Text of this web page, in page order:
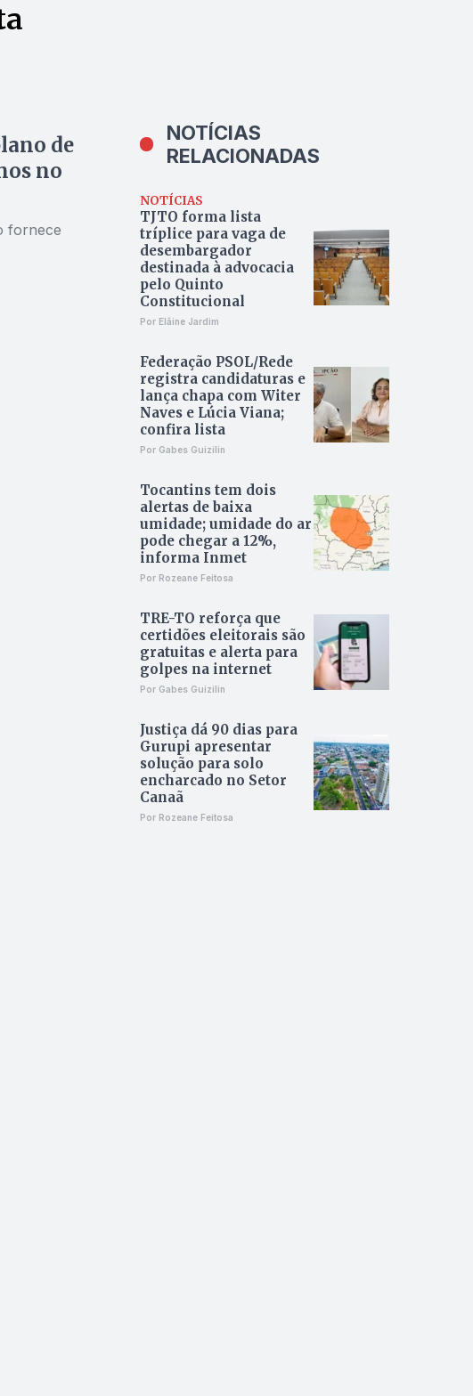
de
no
fornece
NOTÍCIAS
RELACIONADAS
NOTÍCIAS
TJTO forma lista
tríplice para vaga de
desembargador
destinada à advocacia
pelo Quinto
Constitucional
Por Elâine Jardim
Federação PSOL/Rede
registra candidaturas e
lança chapa com Witer
Naves e Lúcia Viana;
confira lista
Por Gabes Guizilin
Tocantins tem dois
alertas de baixa
umidade; umidade do ar
pode chegar a 12%,
informa Inmet
Por Rozeane Feitosa
TRE-TO reforça que
certidões eleitorais são
gratuitas e alerta para
golpes na internet
Por Gabes Guizilin
Justiça dá 90 dias para
Gurupi apresentar
solução para solo
encharcado no Setor
Canaã
Por Rozeane Feitosa